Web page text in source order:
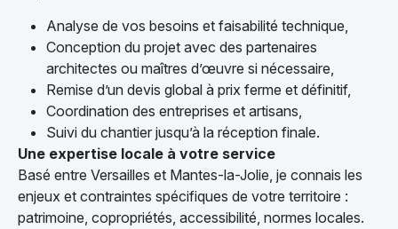
Analyse de vos besoins et faisabilité technique,
Conception du projet avec des partenaires
architectes ou maîtres d’œuvre si nécessaire,
Remise d’un devis global à prix ferme et définitif,
Coordination des entreprises et artisans,
Suivi du chantier jusqu’à la réception finale.
Une expertise locale à votre service
Basé entre Versailles et Mantes-la-Jolie, je connais les
enjeux et contraintes spécifiques de votre territoire :
patrimoine, copropriétés, accessibilité, normes locales.